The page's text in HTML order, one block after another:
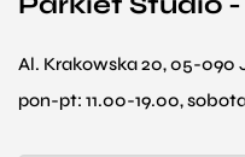
Al. Krakowska 20, 05-090
pon-pt: 11.00-19.00,